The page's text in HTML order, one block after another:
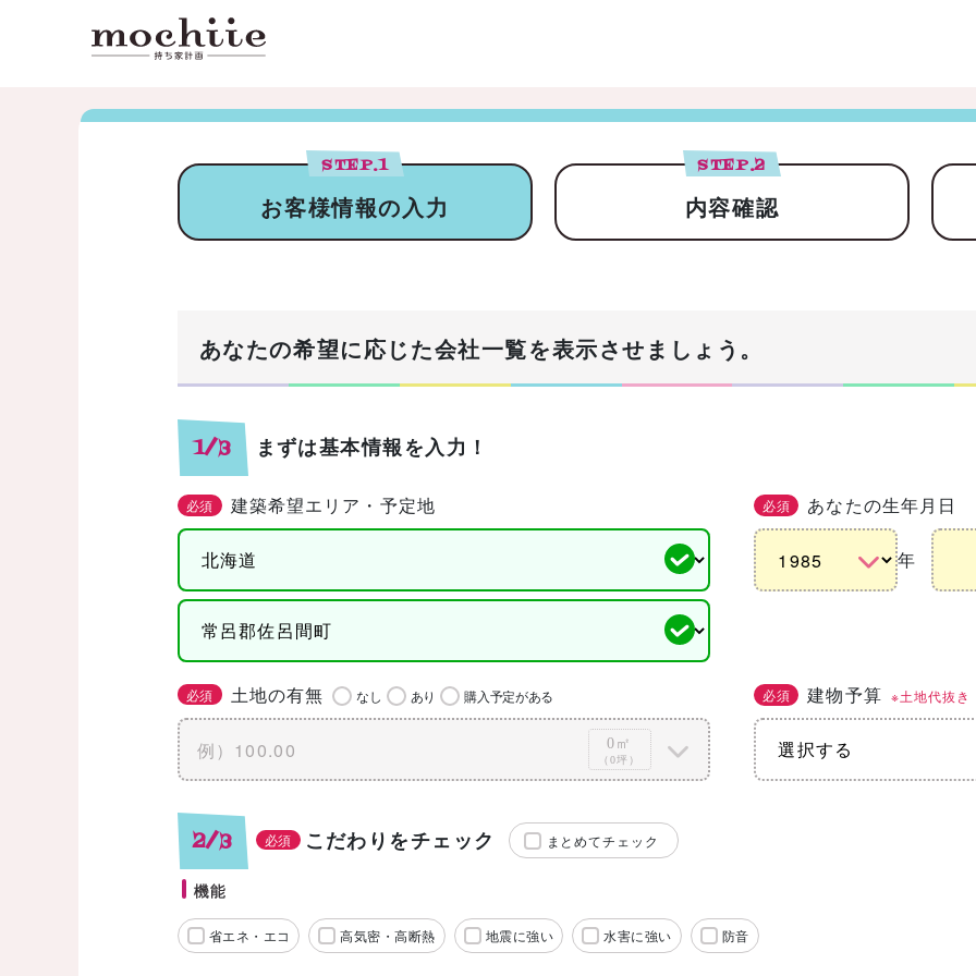
STEP.1
お客様情報の入力
STEP.2
内容確認
あなたの希望に応じた会社一覧を表示させましょう。
1/3 まずは基本情報を入力！
必須 建築希望エリア・予定地 必須 あなたの生年月日
年
必須 土地の有無 なし あり 購入予定がある
0㎡
（0坪）
必須 建物予算 ※土地代抜き
2/3 必須 こだわりをチェック まとめてチェック
機能
省エネ・エコ 高気密・高断熱 地震に強い 水害に強い 防音